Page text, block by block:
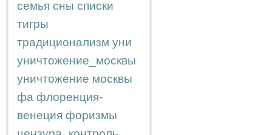
семья сны списки
тигры
традиционализм уни
уничтожение_москвы
уничтожение москвы
фа флоренция-
венеция форизмы